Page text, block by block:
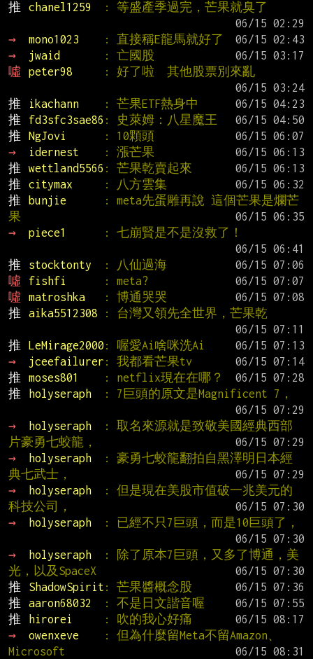
推 chanel1259
: 等盛產季過完，芒果就臭了
→
mono1023 : 直接稱E龍馬就好了
→
jwaid : 亡國股
噓
peter98
: 好了啦  其他股票別來亂
推
ikachann : 芒果ETF熱身中
推
fd3sfc3sae86 : 史萊姆：八星魔王
推
NgJovi : 10顆頭
→
idernest : 漲芒果
推
wettland5566 : 芒果乾賣起來
推
citymax : 八方雲集
推
bunjie
: meta先蛋雕再說 這個芒果是爛芒
果
→
piece1
: 七崩賢是不是沒救了！
推
stocktonty : 八仙過海
噓
fishfi : meta?
噓
matroshka : 博通哭哭
推
aika5512308
: 台灣又領先全世界，芒果乾
推
LeMirage2000 : 喔愛Ai啥咪洗Ai
→
jceefailurer : 我都看芒果tv
推
moses801 : netflix現在在哪？
推
holyseraph
: 7巨頭的原文是Magnificent 7，
→
holyseraph
: 取名來源就是致敬美國經典西部
片豪勇七蛟龍，
→
holyseraph
: 豪勇七蛟龍翻拍自黑澤明日本經
典七武士，
→
holyseraph
: 但是現在美股市值破一兆美元的
科技公司，
→
holyseraph
: 已經不只7巨頭，而是10巨頭了，
→
holyseraph
: 除了原本7巨頭，又多了博通，美
光，以及SpaceX
推
ShadowSpirit : 芒果醬概念股
推
aaron68032 : 不是日文諧音喔
推
hirorei : 吹的我心好痛
→
owenxeve
: 但為什麼留Meta不留Amazon、
Microsoft